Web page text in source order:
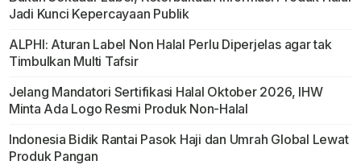
Jadi Kunci Kepercayaan Publik
ALPHI: Aturan Label Non Halal Perlu Diperjelas agar tak
Timbulkan Multi Tafsir
Jelang Mandatori Sertifikasi Halal Oktober 2026, IHW
Minta Ada Logo Resmi Produk Non-Halal
Indonesia Bidik Rantai Pasok Haji dan Umrah Global Lewat
Produk Pangan